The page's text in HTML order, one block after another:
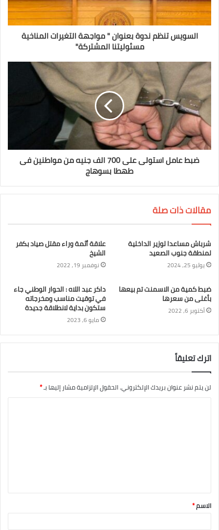
السويس تنظم ندوة بعنوان " مواجهة التغيرات المناخية
مسئوليتنا المشتركة"
ضبط عامل استولى على 700 الف جنيه من مواطنين فى
طهطا بسوهاج
مقالات ذات صلة
شرباش مساعدا لوزير الداخلية
لمنطقة جنوب الصعيد
يوليو 25, 2024
علاقة ٱثمة وراء مقتل صياد بكفر
الشيخ
نوفمبر 19, 2022
ضبط كمية من الاسمنت تم بيعها
بأغلى من سعرها
أكتوبر 6, 2022
داكر عبد اللاه : الحوار الوطني جاء
في توقيت مناسب ومخرجاته
ستكون بداية لانطلاقة جديدة
مايو 6, 2023
اترك تعليقاً
لن يتم نشر عنوان بريدك الإلكتروني.الحقول الإلزامية مشار إليها بـ*
ق
*
الاسم*